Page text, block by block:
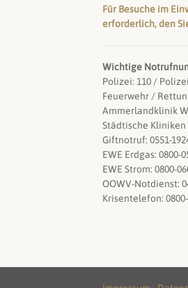
Für Besuche im
erforderlich, den
Wichtige
Polizei: 110 /
Feuerwehr /
Ammerlandklinik
Städtische Kliniken
Giftnotruf: 0551-
EWE Erdgas: 0800-
EWE Strom: 0800-
OOWV-Notdienst:
Krisentelefon: